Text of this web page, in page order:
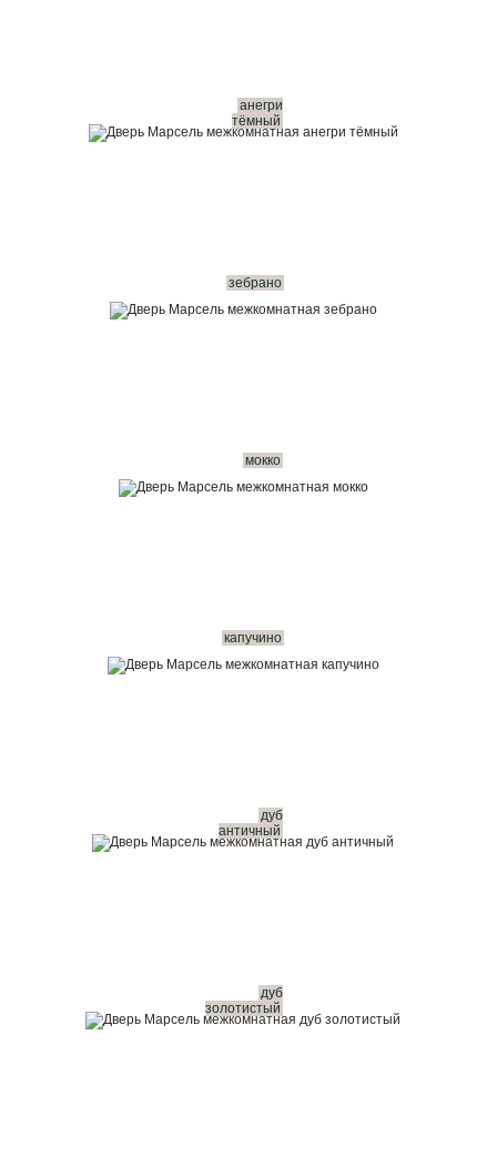
анегри
тёмный
зебрано
мокко
капучино
дуб
античный
дуб
золотистый